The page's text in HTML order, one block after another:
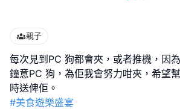
親子
每次見到PC 狗都會夾，或者推機，因
鐘意PC 狗，為佢我會努力咁夾，希望
#美食遊樂盛宴